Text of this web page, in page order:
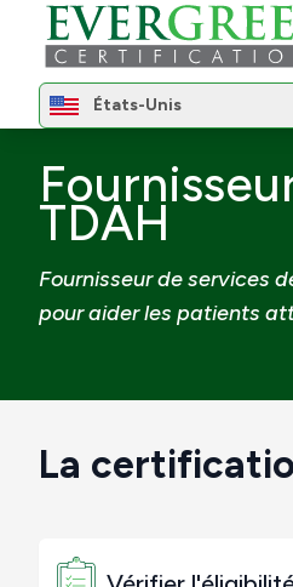
Changer de région
États-Unis
Accueil Certifications
TDAH
Fournisseur de services
pour aider les patients
La